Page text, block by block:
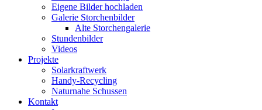
Eigene Bilder hochladen
Galerie Storchenbilder
Alte Storchengalerie
Stundenbilder
Videos
Projekte
Solarkraftwerk
Handy-Recycling
Naturnahe Schussen
Kontakt